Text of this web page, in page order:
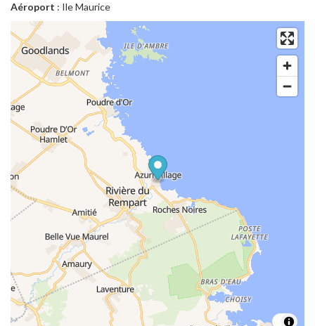
Aéroport : Ile Maurice